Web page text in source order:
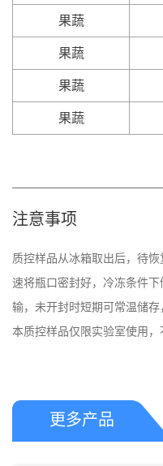
果蔬
果蔬
果蔬
果蔬
注意事项
质控样品从冰箱取出后，待
速将瓶口密封好，冷冻条件
输，未开封时短期可常温储存
本质控样品仅限实验室使用，
更多产品